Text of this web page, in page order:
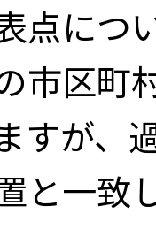
点につ
市区町
すが、
と一致